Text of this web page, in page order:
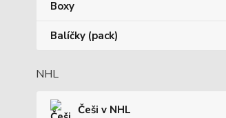
Boxy
Balíčky (pack)
NHL
Češi v NHL